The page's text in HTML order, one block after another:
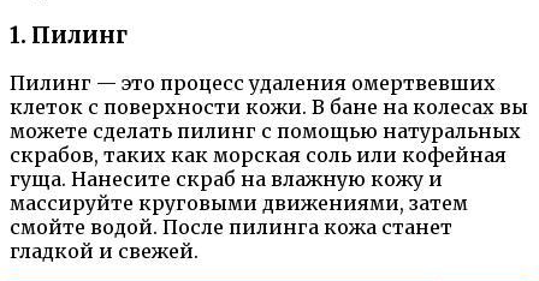
1. Пилинг
Пилинг — это процесс удаления омертвевших
клеток с поверхности кожи. В бане на колесах вы
можете сделать пилинг с помощью натуральных
скрабов, таких как морская соль или кофейная
гуща. Нанесите скраб на влажную кожу и
массируйте круговыми движениями, затем
смойте водой. После пилинга кожа станет
гладкой и свежей.